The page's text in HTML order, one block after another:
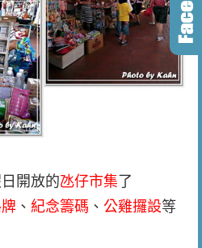
開放的氹仔市集 了
、 紀念籌碼 、 公雞攞設等